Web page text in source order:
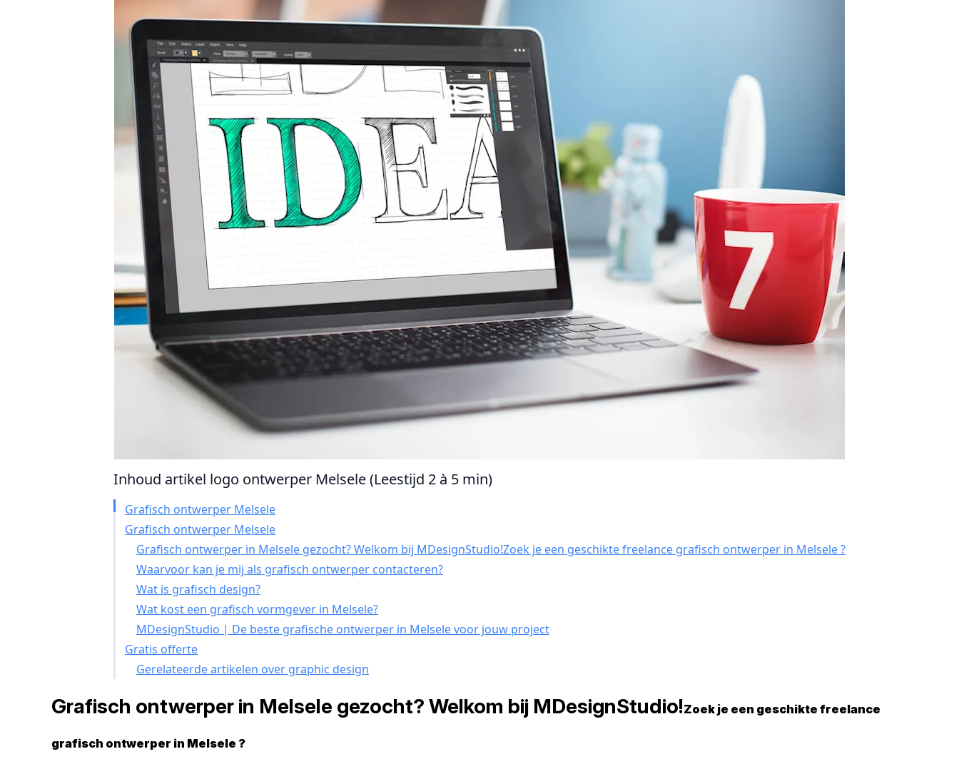
Inhoud artikel logo ontwerper Melsele (Leestijd 2 à 5 min)
Grafisch ontwerper Melsele
Grafisch ontwerper Melsele
Grafisch ontwerper in Melsele gezocht? Welkom bij MDesignStudio!Zoek je een geschikte freelance grafisch ontwerper in Melsele ?
Waarvoor kan je mij als grafisch ontwerper contacteren?
Wat is grafisch design?
Wat kost een grafisch vormgever in Melsele?
MDesignStudio | De beste grafische ontwerper in Melsele voor jouw project
Gratis offerte
Gerelateerde artikelen over graphic design
Grafisch ontwerper in Melsele gezocht? Welkom bij MDesignStudio!Zoek je een geschikte freelance
grafisch ontwerper in Melsele ?